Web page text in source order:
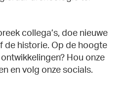
collega’s, doe nieuwe
de historie. Op de hoogte
Hou onze
en volg onze socials.